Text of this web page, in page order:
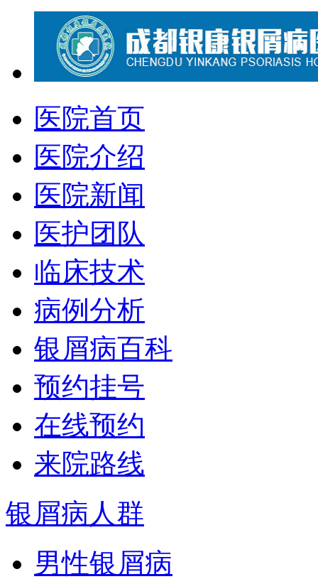
医院首页
医院介绍
医院新闻
医护团队
临床技术
病例分析
银屑病百科
预约挂号
在线预约
来院路线
银屑病人群
男性银屑病